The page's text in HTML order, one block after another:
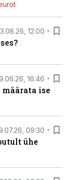
12:00
16:46
ise
09:30
ühe